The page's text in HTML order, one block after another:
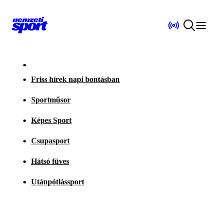
Friss hírek napi bontásban
Sportműsor
Képes Sport
Csupasport
Hátsó füves
Utánpótlássport